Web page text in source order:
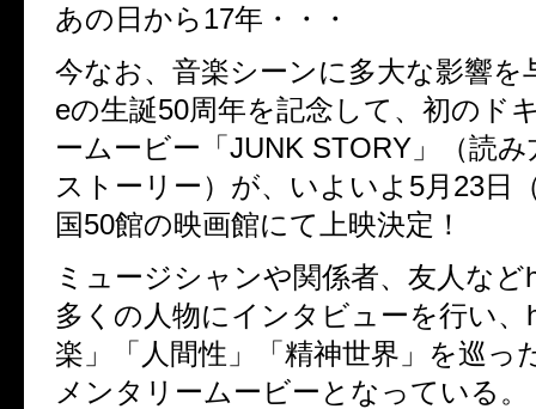
あの日から17年・・・
今なお、音楽シーンに多大な影響を
eの生誕50周年を記念して、初のド
ームービー「JUNK STORY」（読
ストーリー）が、いよいよ5月23日
国50館の映画館にて上映決定！
ミュージシャンや関係者、友人など
多くの人物にインタビューを行い、
楽」「人間性」「精神世界」を巡っ
メンタリームービーとなっている。